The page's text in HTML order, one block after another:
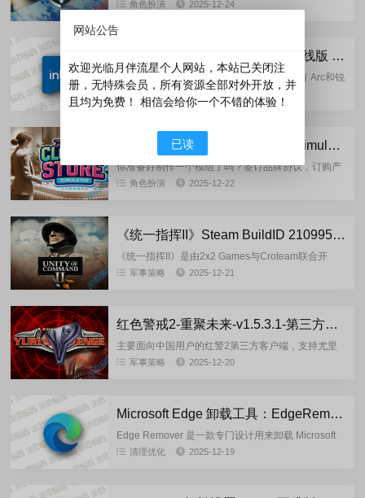
现需要小心节省燃料的长...
角色扮演 2025-12-24
英特尔(Intel®)核显、独显驱动离线版 (2025.12.21）
收集了英特尔 7-10 代处理器核显驱动，还有 Arc和锐
炬 Xe 显卡驱动，都是最新版。当前版本：7 – 10 代
处理器核显驱动：31.0.101.2137...
硬件检测 2025-12-23
服装店模拟器：Clothing Store Simulator-v1.0.0-New Games 重制版
你准备好制作一个模组了吗？签订品牌协议，订购产
品，填满柜台，给模特们打扮，然后开始销售。裙
角色扮演 2025-12-22
《统一指挥II》Steam BuildID 21099579-New Games 重制版
《统一指挥II》是由2x2 Games与Croteam联合开
发、2x2 Games发行的策略类游戏，背景设定为第二
军事策略 2025-12-21
红色警戒2-重聚未来-v1.5.3.1-第三方客户端最终版
主要面向中国用户的红警2第三方客户端，支持尤里
的复仇、原版、共辉等Mod，开启红警2全新体验。
军事策略 2025-12-20
Microsoft Edge 卸载工具：EdgeRemover-v19.00
Edge Remover 是一款专门设计用来卸载 Microsoft
Edge 浏览器及其 WebView2 运行时的工具。由于
清理优化 2025-12-19
网站公告
欢迎光临月伴流星个人网站，本站已关闭注
册，无特殊会员，所有资源全部对外开放，并
且均为免费！ 相信会给你一个不错的体验！
已读